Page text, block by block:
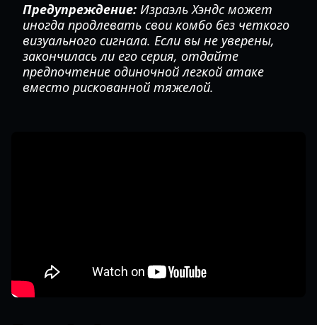
Предупреждение: Израэль Хэндс может
иногда продлевать свои комбо без четкого
визуального сигнала. Если вы не уверены,
закончилась ли его серия, отдайте
предпочтение одиночной легкой атаке
вместо рискованной тяжелой.